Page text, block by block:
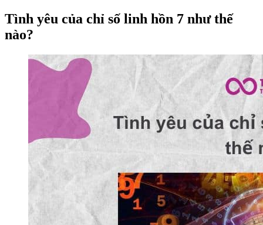
Tình yêu của chỉ số linh hồn 7 như thế
nào?